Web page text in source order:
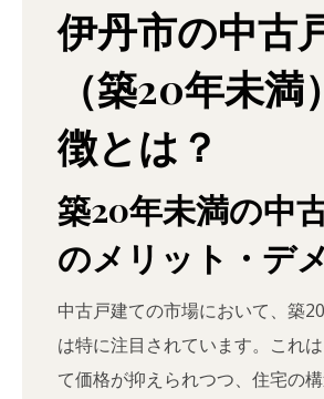
伊丹市の中古
（築20年未
徴とは？
築20年未満の中
のメリット・デ
中古戸建ての市場において、築
は特に注目されています。これ
て価格が抑えられつつ、住宅の